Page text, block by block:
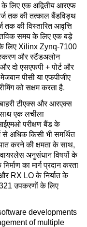
लिए एक अद्वितीय आरएफ
तक की तत्काल बैंडविड्थ
तक की विस्तारित आवृत्ति
समय के लिए एक बड़े
के लिए Xilinx Zynq-7100
और स्टैंडअलोन
दो एसएफपी + पोर्ट और
पीसी या एफपीजीए
को सक्षम करता है.
बाहरी टीएक्स और आरएक्स
एक लचीला
परीक्षण बैंड के
से अधिक किसी भी समर्थित
करने की क्षमता के साथ,
अनुसंधान विषयों के
का मार्ग प्रदान करता
RX LO के निर्यात के
उपकरणों के लिए
developments
of multiple